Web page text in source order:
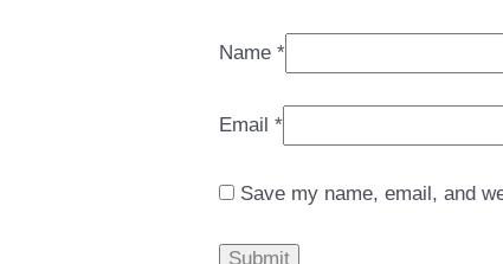
Name*
Email*
Save my name, email, and